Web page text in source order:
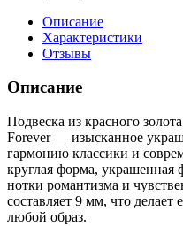
Описание
Характеристики
Отзывы
Описание
Подвеска из красного
Forever — изысканное
гармонию классики и
круглая форма,
нотки романтизма и
составляет 9 мм, что
любой образ.